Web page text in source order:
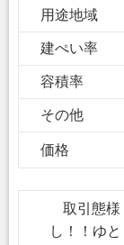
用途地域
建ぺい率
容積率
その他
価格
取
し！！ゆ